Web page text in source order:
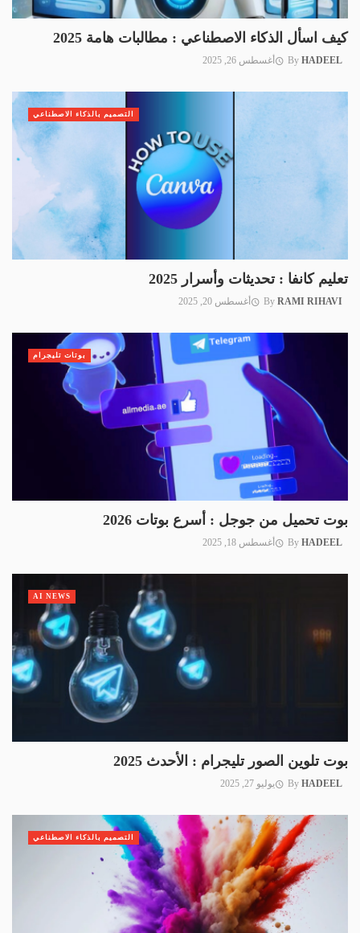
كيف اسأل الذكاء الاصطناعي : مطالبات هامة 2025
By HADEEL أغسطس 26, 2025
تعليم كانفا : تحديثات وأسرار 2025
By RAMI RIHAVI أغسطس 20, 2025
التصميم بالذكاء الاصطناعي
بوت تحميل من جوجل : أسرع بوتات 2026
By HADEEL أغسطس 18, 2025
بوتات تليجرام
بوت تلوين الصور تليجرام : الأحدث 2025
By HADEEL يوليو 27, 2025
AI NEWS
التصميم بالذكاء الاصطناعي